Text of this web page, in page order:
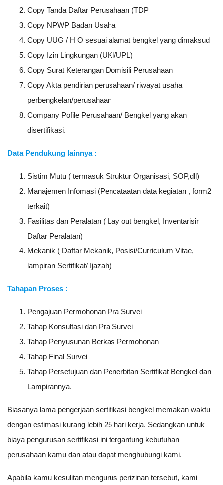
Copy Tanda Daftar Perusahaan (TDP
Copy NPWP Badan Usaha
Copy UUG / H O sesuai alamat bengkel yang dimaksud
Copy Izin Lingkungan (UKl/UPL)
Copy Surat Keterangan Domisili Perusahaan
Copy Akta pendirian perusahaan/ riwayat usaha
perbengkelan/perusahaan
Company Pofile Perusahaan/ Bengkel yang akan
disertifikasi.
Data Pendukung lainnya :
Sistim Mutu ( termasuk Struktur Organisasi, SOP,dll)
Manajemen Infomasi (Pencataatan data kegiatan , form2
terkait)
Fasilitas dan Peralatan ( Lay out bengkel, Inventarisir
Daftar Peralatan)
Mekanik ( Daftar Mekanik, Posisi/Curriculum Vitae,
lampiran Sertifikat/ Ijazah)
Tahapan Proses :
Pengajuan Permohonan Pra Survei
Tahap Konsultasi dan Pra Survei
Tahap Penyusunan Berkas Permohonan
Tahap Final Survei
Tahap Persetujuan dan Penerbitan Sertifikat Bengkel dan
Lampirannya.
Biasanya lama pengerjaan sertifikasi bengkel memakan waktu
dengan estimasi kurang lebih 25 hari kerja. Sedangkan untuk
biaya pengurusan sertifikasi ini tergantung kebutuhan
perusahaan kamu dan atau dapat menghubungi kami.
Apabila kamu kesulitan mengurus perizinan tersebut, kami